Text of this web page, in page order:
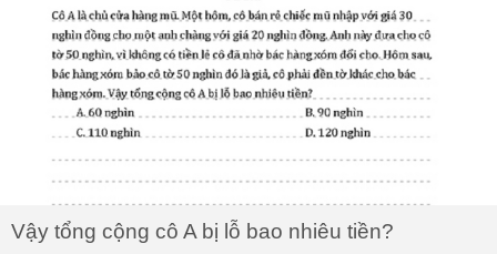
Vậy tổng cộng cô A bị lỗ bao nhiêu tiền?